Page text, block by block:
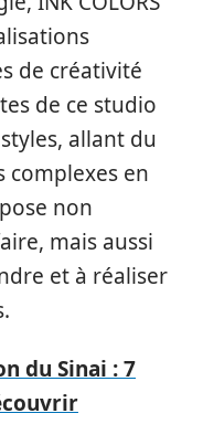
de créativité
de ce studio
allant du
complexes en
non
mais aussi
et à réaliser
du Sinai : 7